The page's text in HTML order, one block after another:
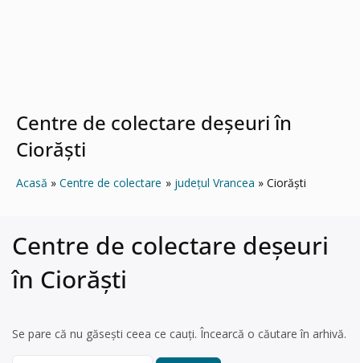
Centre de colectare deșeuri în
Ciorăşti
Acasă Centre de colectare județul Vrancea Ciorăşti
Centre de colectare deșeuri
în Ciorăşti
Se pare că nu găsești ceea ce cauți. Încearcă o căutare în arhivă.